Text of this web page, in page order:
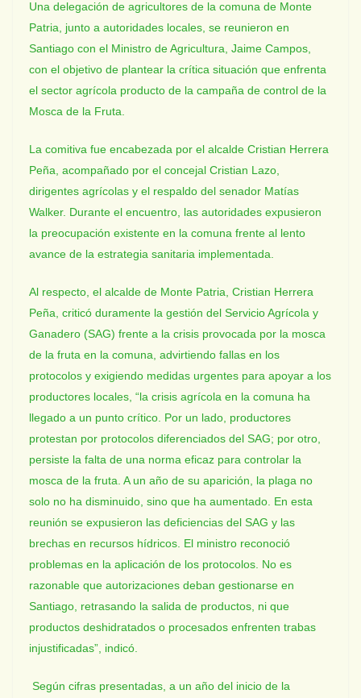
Una delegación de agricultores de la comuna de Monte
Patria, junto a autoridades locales, se reunieron en
Santiago con el Ministro de Agricultura, Jaime Campos,
con el objetivo de plantear la crítica situación que enfrenta
el sector agrícola producto de la campaña de control de la
Mosca de la Fruta.
La comitiva fue encabezada por el alcalde Cristian Herrera
Peña, acompañado por el concejal Cristian Lazo,
dirigentes agrícolas y el respaldo del senador Matías
Walker. Durante el encuentro, las autoridades expusieron
la preocupación existente en la comuna frente al lento
avance de la estrategia sanitaria implementada.
Al respecto, el alcalde de Monte Patria, Cristian Herrera
Peña, criticó duramente la gestión del Servicio Agrícola y
Ganadero (SAG) frente a la crisis provocada por la mosca
de la fruta en la comuna, advirtiendo fallas en los
protocolos y exigiendo medidas urgentes para apoyar a los
productores locales, “la crisis agrícola en la comuna ha
llegado a un punto crítico. Por un lado, productores
protestan por protocolos diferenciados del SAG; por otro,
persiste la falta de una norma eficaz para controlar la
mosca de la fruta. A un año de su aparición, la plaga no
solo no ha disminuido, sino que ha aumentado. En esta
reunión se expusieron las deficiencias del SAG y las
brechas en recursos hídricos. El ministro reconoció
problemas en la aplicación de los protocolos. No es
razonable que autorizaciones deban gestionarse en
Santiago, retrasando la salida de productos, ni que
productos deshidratados o procesados enfrenten trabas
injustificadas”, indicó.
Según cifras presentadas, a un año del inicio de la